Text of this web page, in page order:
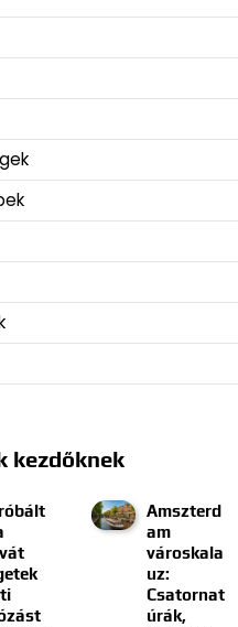
kezdőknek
Amszterd
am
városkala
uz:
Csatornat
úrák,